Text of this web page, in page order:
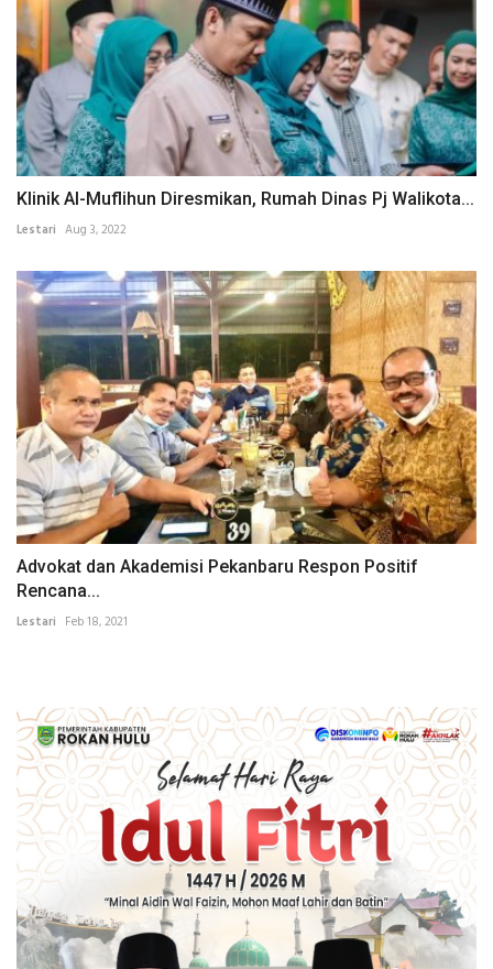
Klinik Al-Muflihun Diresmikan, Rumah Dinas Pj Walikota...
Lestari Aug 3, 2022
Advokat dan Akademisi Pekanbaru Respon Positif
Rencana...
Lestari Feb 18, 2021